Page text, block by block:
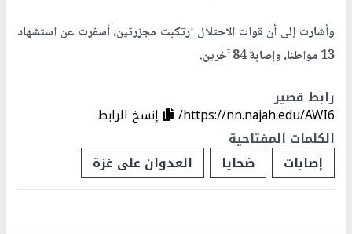
وأشارت إلى أن قوات الاحتلال ارتكبت مجزرتين، أسفرت عن استشهاد
13 مواطنا، وإصابة 84 آخرين.
رابط قصير
https://nn.najah.edu/AWI6/
إنسخ الرابط
الكلمات المفتاحية
إصابات
ضحايا العدوان على غزة